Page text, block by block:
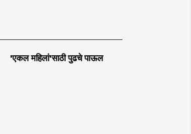
'एकल महिलां'साठी पुढचे पाऊल